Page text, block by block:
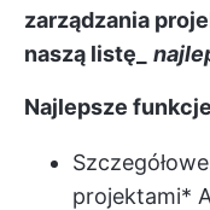
zarządzania
naszą listę_
Najlepsze
Szczegółowe
projektami*